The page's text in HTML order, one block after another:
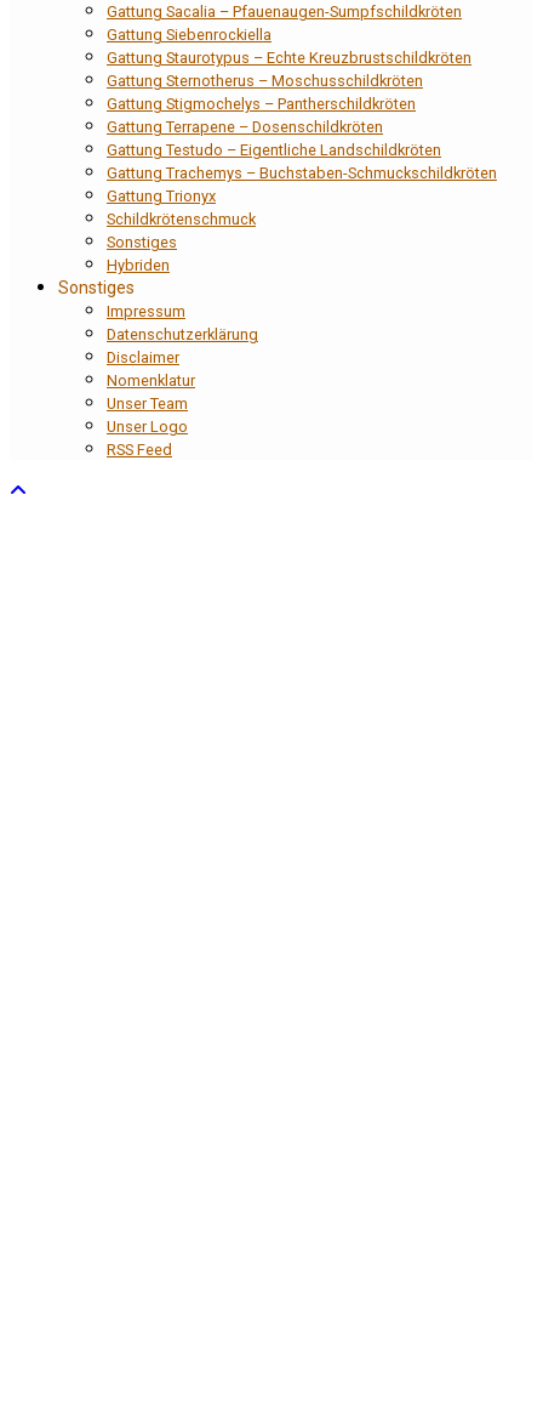
Gattung Sacalia – Pfauenaugen-Sumpfschildkröten
Gattung Siebenrockiella
Gattung Staurotypus – Echte Kreuzbrustschildkröten
Gattung Sternotherus – Moschusschildkröten
Gattung Stigmochelys – Pantherschildkröten
Gattung Terrapene – Dosenschildkröten
Gattung Testudo – Eigentliche Landschildkröten
Gattung Trachemys – Buchstaben-Schmuckschildkröten
Gattung Trionyx
Schildkrötenschmuck
Sonstiges
Hybriden
Sonstiges
Impressum
Datenschutzerklärung
Disclaimer
Nomenklatur
Unser Team
Unser Logo
RSS Feed